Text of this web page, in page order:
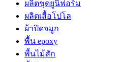
ผลิตชุดยูนิฟอร์ม
ผลิตเสื้อโปโล
ผ้าปิดจมูก
พื้น epoxy
พื้นไม้สัก